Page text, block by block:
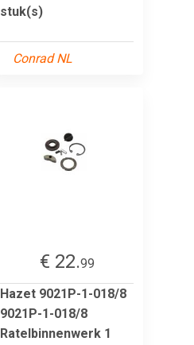
stuk(s)
Conrad NL
€ 22.99
Hazet 9021P-1-018/8
9021P-1-018/8
Ratelbinnenwerk 1